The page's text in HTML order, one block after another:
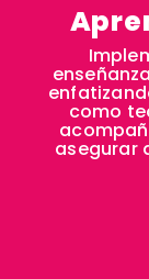
como
asegurar